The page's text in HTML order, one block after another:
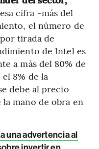
cifra -más del
el número de
tirada de
de Intel es
a más del 80% de
8% de la
debe al precio
mano de obra en
una advertencia al